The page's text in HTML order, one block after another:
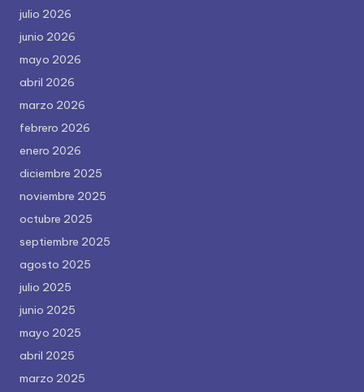
julio 2026
junio 2026
mayo 2026
abril 2026
marzo 2026
febrero 2026
enero 2026
diciembre 2025
noviembre 2025
octubre 2025
septiembre 2025
agosto 2025
julio 2025
junio 2025
mayo 2025
abril 2025
marzo 2025